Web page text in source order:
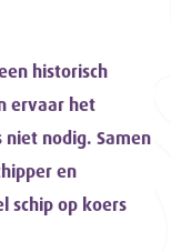
historisch
ervaar het
nodig. Samen
en
schip op koers